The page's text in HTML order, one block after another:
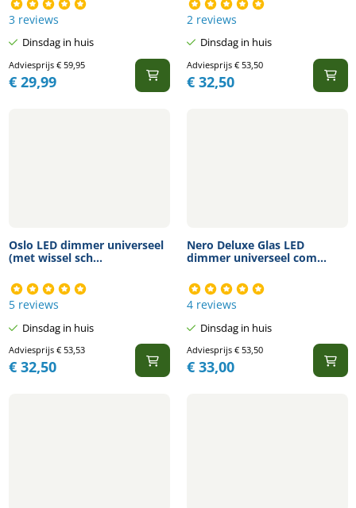
3 reviews
Dinsdag in huis
Adviesprijs €59,95
€29,99
2 reviews
Dinsdag in huis
Adviesprijs €53,50
€32,50
Oslo LED dimmer universeel
(met wissel sch...
5 reviews
Dinsdag in huis
Adviesprijs €53,53
€32,50
Nero Deluxe Glas LED
dimmer universeel com...
4 reviews
Dinsdag in huis
Adviesprijs €53,50
€33,00